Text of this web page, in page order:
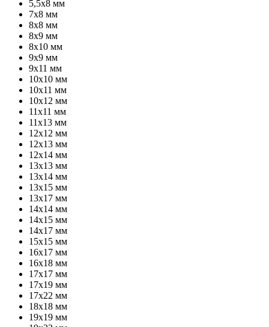
5,5х8 мм
7х8 мм
8х8 мм
8х9 мм
8х10 мм
9х9 мм
9х11 мм
10х10 мм
10х11 мм
10х12 мм
11х11 мм
11х13 мм
12х12 мм
12х13 мм
12х14 мм
13х13 мм
13х14 мм
13х15 мм
13х17 мм
14х14 мм
14х15 мм
14х17 мм
15х15 мм
16х17 мм
16х18 мм
17х17 мм
17х19 мм
17х22 мм
18х18 мм
19х19 мм